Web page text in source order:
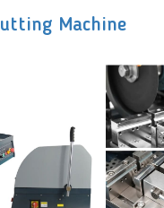
Machine